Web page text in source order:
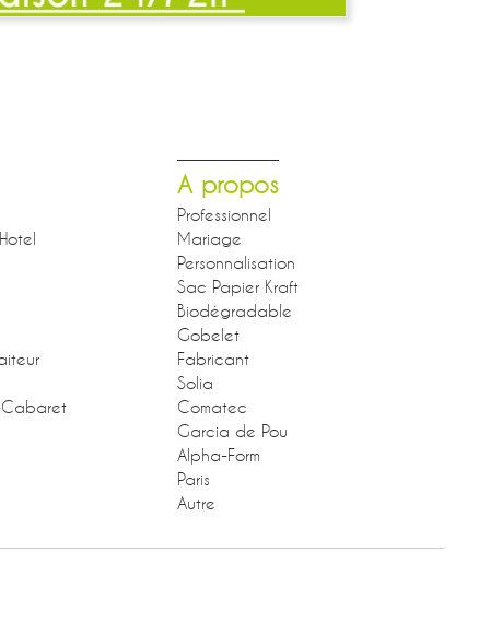
Cabaret
A propos
Professionnel
Mariage
Personnalisation
Sac Papier Kraft
Biodégradable
Gobelet
Fabricant
Solia
Comatec
Garcia de Pou
Alpha-Form
Paris
Autre